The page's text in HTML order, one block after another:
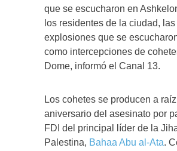
que se escucharon en
los residentes de la ciudad, las
explosiones que se
como intercepciones de
Dome, informó el Canal 13.
Los cohetes se producen a
aniversario del asesinato por
FDI del principal líder de la
Palestina, Bahaa Abu al-Ata.